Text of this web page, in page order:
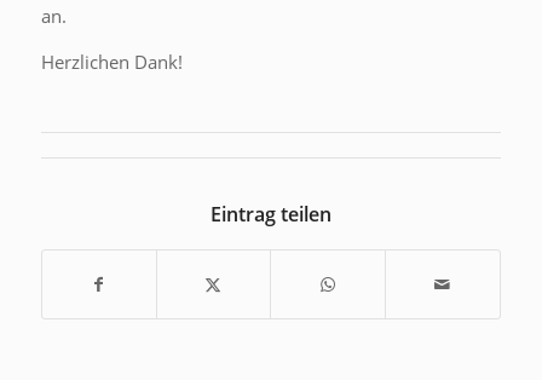
an.
Herzlichen Dank!
Eintrag teilen